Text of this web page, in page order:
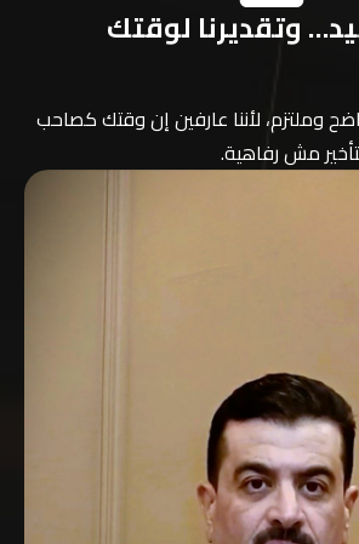
وتقديرنا لوقتك
وملتزم، لأننا عارفين إن وقتك كصاحب
مش رفاهية.